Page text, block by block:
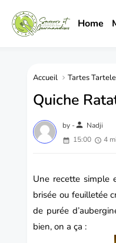
Home
Accueil Tartes
Quiche
by -person Nadji
15:00
4
Une recette simple
brisée ou feuilletée
de purée
bien, on a ça :